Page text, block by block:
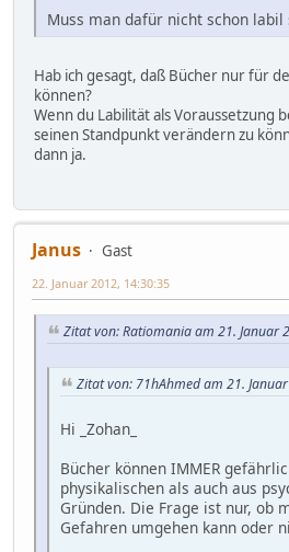
Muss man dafür nicht schon labil
Hab ich gesagt, daß Bücher nur für
können?
Wenn du Labilität als Voraussetzung
seinen Standpunkt verändern zu
dann ja.
Janus
Gast
22. Januar 2012, 14:30:35
Zitat von: Ratiomania am 21. Januar
Zitat von: 71hAhmed am 21.
Hi _Zohan_
Bücher können IMMER
physikalischen als auch aus
Gründen. Die Frage ist nur, ob
Gefahren umgehen kann oder